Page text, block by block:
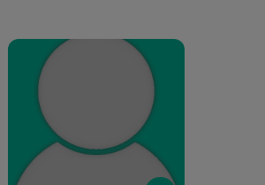
costas.christodoulou@cut.ac.cy